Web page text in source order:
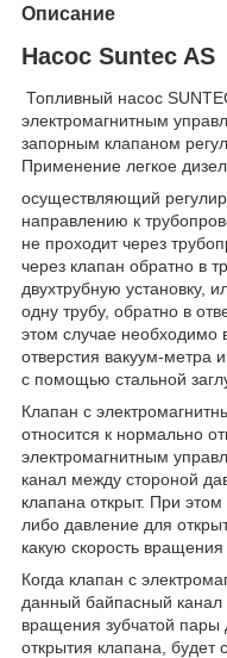
Описание
Насос Suntec AS
Топливный насос
электромагнитным
запорным клапаном
Применение легкое
осуществляющий
направлению к
не проходит через
через клапан обратно в
двухтрубную установку,
одну трубу, обратно в
этом случае необходимо
отверстия вакуум-метра
с помощью стальной
Клапан с
относится к нормально
электромагнитным
канал между стороной
клапана открыт. При этом
либо давление для
какую скорость
Когда клапан с
данный байпасный канал
вращения зубчатой
открытия клапана, будет